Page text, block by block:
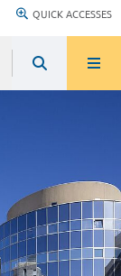
QUICK ACCESSES